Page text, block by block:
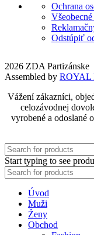
Ochrana
Odstúpiť
2026 ZDA Partizánske
Assembled by ROYAL
Vážení zákazníci,
celozávodnej
vyrobené a odoslané
Start typing to see
Úvod
Muži
Ženy
Obchod